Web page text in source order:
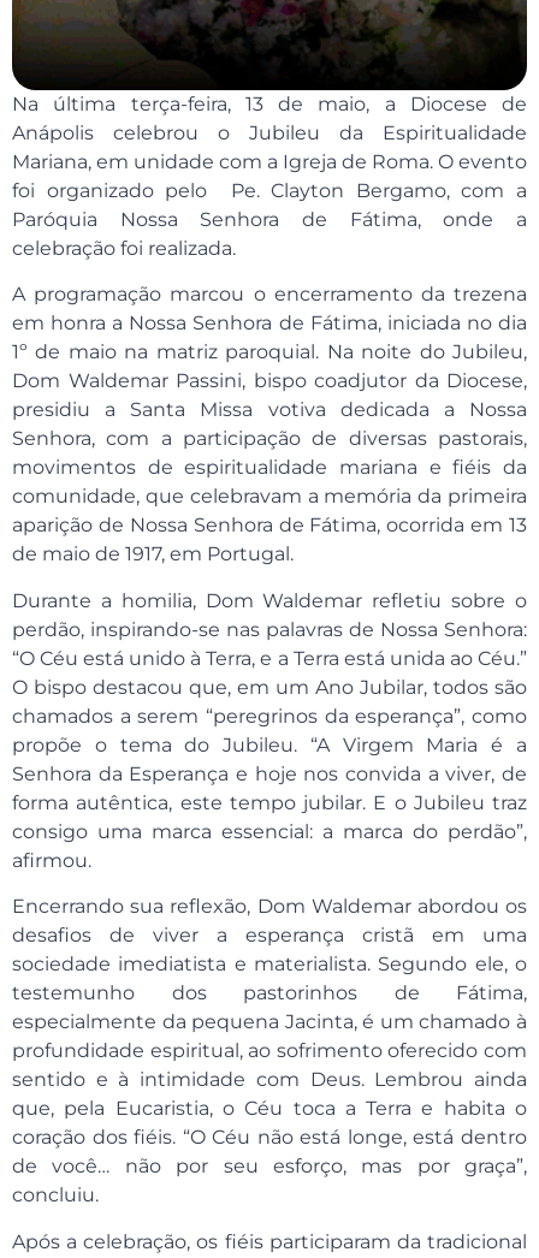
Na última terça-feira, 13 de maio, a Diocese de
Anápolis celebrou o Jubileu da Espiritualidade
Mariana, em unidade com a Igreja de Roma. O evento
foi organizado pelo Pe. Clayton Bergamo, com a
Paróquia Nossa Senhora de Fátima, onde a
celebração foi realizada.
A programação marcou o encerramento da trezena
em honra a Nossa Senhora de Fátima, iniciada no dia
1º de maio na matriz paroquial. Na noite do Jubileu,
Dom Waldemar Passini, bispo coadjutor da Diocese,
presidiu a Santa Missa votiva dedicada a Nossa
Senhora, com a participação de diversas pastorais,
movimentos de espiritualidade mariana e fiéis da
comunidade, que celebravam a memória da primeira
aparição de Nossa Senhora de Fátima, ocorrida em 13
de maio de 1917, em Portugal.
Durante a homilia, Dom Waldemar refletiu sobre o
perdão, inspirando-se nas palavras de Nossa Senhora:
“O Céu está unido à Terra, e a Terra está unida ao Céu.”
O bispo destacou que, em um Ano Jubilar, todos são
chamados a serem “peregrinos da esperança”, como
propõe o tema do Jubileu. “A Virgem Maria é a
Senhora da Esperança e hoje nos convida a viver, de
forma autêntica, este tempo jubilar. E o Jubileu traz
consigo uma marca essencial: a marca do perdão”,
afirmou.
Encerrando sua reflexão, Dom Waldemar abordou os
desafios de viver a esperança cristã em uma
sociedade imediatista e materialista. Segundo ele, o
testemunho dos pastorinhos de Fátima,
especialmente da pequena Jacinta, é um chamado à
profundidade espiritual, ao sofrimento oferecido com
sentido e à intimidade com Deus. Lembrou ainda
que, pela Eucaristia, o Céu toca a Terra e habita o
coração dos fiéis. “O Céu não está longe, está dentro
de você… não por seu esforço, mas por graça”,
concluiu.
Após a celebração, os fiéis participaram da tradicional